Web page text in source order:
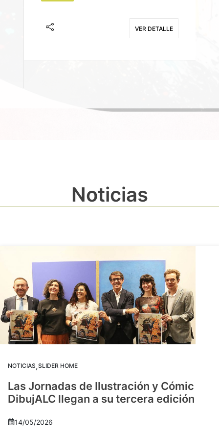
VER DETALLE
Noticias
NOTICIAS,SLIDER HOME
Las Jornadas de Ilustración y Cómic
DibujALC llegan a su tercera edición
14/05/2026